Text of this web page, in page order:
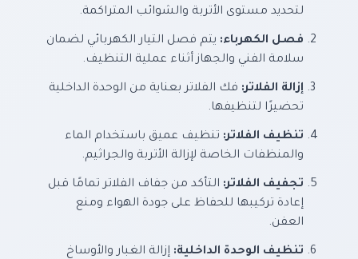
لتحديد مستوى الأتربة والشوائب المتراكمة.
فصل الكهرباء: يتم فصل التيار الكهربائي لضمان
سلامة الفني والجهاز أثناء عملية التنظيف.
إزالة الفلاتر: فك الفلاتر بعناية من الوحدة الداخلية
تحضيرًا لتنظيفها.
تنظيف الفلاتر: تنظيف عميق باستخدام الماء
والمنظفات الخاصة لإزالة الأتربة والجراثيم.
تجفيف الفلاتر: التأكد من جفاف الفلاتر تمامًا قبل
إعادة تركيبها للحفاظ على جودة الهواء ومنع
العفن.
تنظيف الوحدة الداخلية: إزالة الغبار والأوساخ